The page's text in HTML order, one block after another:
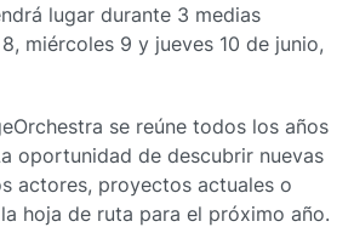
lugar durante 3 medias
miércoles 9 y jueves 10 de junio,
se reúne todos los años
oportunidad de descubrir nuevas
actores, proyectos actuales o
hoja de ruta para el próximo año.